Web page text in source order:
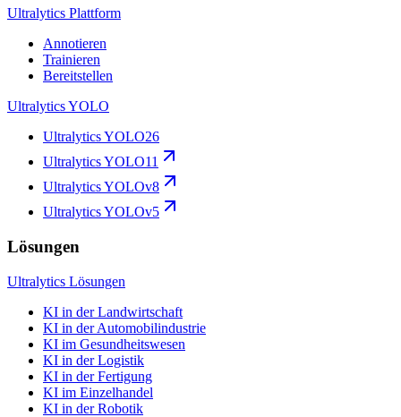
Ultralytics Plattform
Annotieren
Trainieren
Bereitstellen
Ultralytics YOLO
Ultralytics YOLO26
Ultralytics YOLO11
Ultralytics YOLOv8
Ultralytics YOLOv5
Lösungen
Ultralytics Lösungen
KI in der Landwirtschaft
KI in der Automobilindustrie
KI im Gesundheitswesen
KI in der Logistik
KI in der Fertigung
KI im Einzelhandel
KI in der Robotik